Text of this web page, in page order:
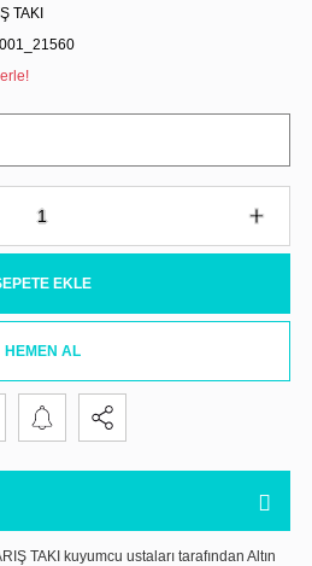
TAKI
EKLE
HEMEN AL
TAKI kuyumcu ustaları tarafından Altın